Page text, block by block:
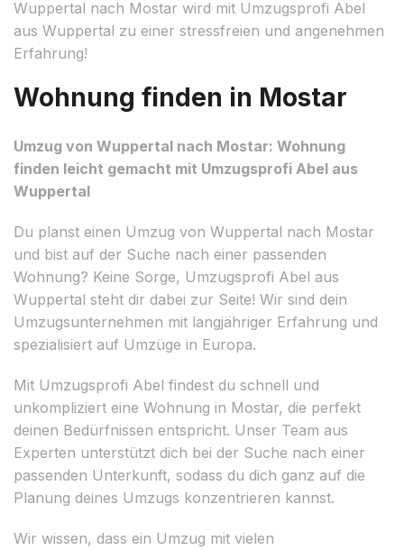
Wuppertal nach Mostar wird mit Umzugsprofi Abel
aus Wuppertal zu einer stressfreien und angenehmen
Erfahrung!
Wohnung finden in Mostar
Umzug von Wuppertal nach Mostar: Wohnung
finden leicht gemacht mit Umzugsprofi Abel aus
Wuppertal
Du planst einen Umzug von Wuppertal nach Mostar
und bist auf der Suche nach einer passenden
Wohnung? Keine Sorge, Umzugsprofi Abel aus
Wuppertal steht dir dabei zur Seite! Wir sind dein
Umzugsunternehmen mit langjähriger Erfahrung und
spezialisiert auf Umzüge in Europa.
Mit Umzugsprofi Abel findest du schnell und
unkompliziert eine Wohnung in Mostar, die perfekt
deinen Bedürfnissen entspricht. Unser Team aus
Experten unterstützt dich bei der Suche nach einer
passenden Unterkunft, sodass du dich ganz auf die
Planung deines Umzugs konzentrieren kannst.
Wir wissen, dass ein Umzug mit vielen